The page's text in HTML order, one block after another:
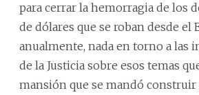
para cerrar la hemorragia de los
de dólares que se roban desde el
anualmente, nada en torno a las
de la Justicia sobre esos temas
mansión que se mandó